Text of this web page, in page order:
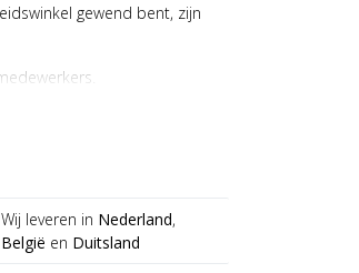
gewend bent, zijn
Wij leveren in Nederland,
België en Duitsland